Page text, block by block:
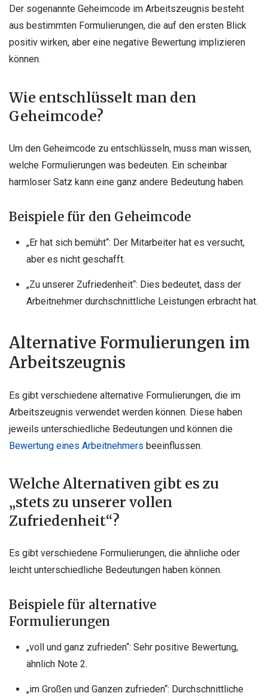
Der sogenannte Geheimcode im Arbeitszeugnis besteht
aus bestimmten Formulierungen, die auf den ersten Blick
positiv wirken, aber eine negative Bewertung implizieren
können.
Wie entschlüsselt man den
Geheimcode?
Um den Geheimcode zu entschlüsseln, muss man wissen,
welche Formulierungen was bedeuten. Ein scheinbar
harmloser Satz kann eine ganz andere Bedeutung haben.
Beispiele für den Geheimcode
„Er hat sich bemüht“: Der Mitarbeiter hat es versucht,
aber es nicht geschafft.
„Zu unserer Zufriedenheit“: Dies bedeutet, dass der
Arbeitnehmer durchschnittliche Leistungen erbracht hat.
Alternative Formulierungen im
Arbeitszeugnis
Es gibt verschiedene alternative Formulierungen, die im
Arbeitszeugnis verwendet werden können. Diese haben
jeweils unterschiedliche Bedeutungen und können die
Bewertung eines Arbeitnehmers beeinflussen.
Welche Alternativen gibt es zu
„stets zu unserer vollen
Zufriedenheit“?
Es gibt verschiedene Formulierungen, die ähnliche oder
leicht unterschiedliche Bedeutungen haben können.
Beispiele für alternative
Formulierungen
„voll und ganz zufrieden“: Sehr positive Bewertung,
ähnlich Note 2.
„im Großen und Ganzen zufrieden“: Durchschnittliche